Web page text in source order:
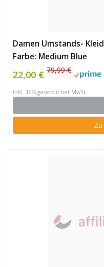
Damen Umstands-
Farbe: Medium Blue
22,00 € 79,99 €
inkl. 19% gesetzlicher MwSt.